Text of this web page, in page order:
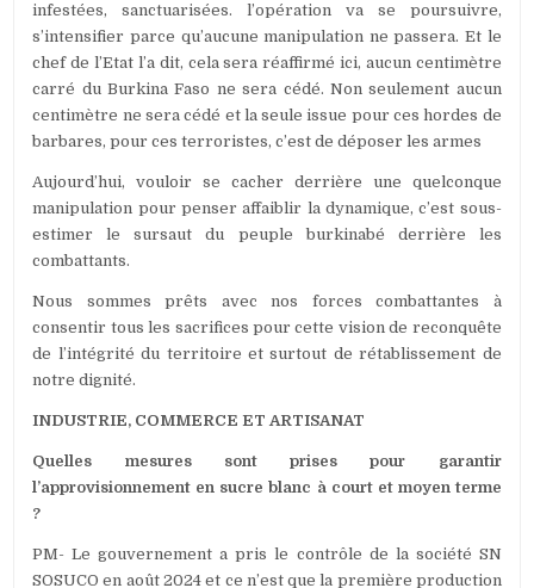
infestées, sanctuarisées. l’opération va se poursuivre,
s’intensifier parce qu’aucune manipulation ne passera. Et le
chef de l’Etat l’a dit, cela sera réaffirmé ici, aucun centimètre
carré du Burkina Faso ne sera cédé. Non seulement aucun
centimètre ne sera cédé et la seule issue pour ces hordes de
barbares, pour ces terroristes, c’est de déposer les armes
Aujourd’hui, vouloir se cacher derrière une quelconque
manipulation pour penser affaiblir la dynamique, c’est sous-
estimer le sursaut du peuple burkinabé derrière les
combattants.
Nous sommes prêts avec nos forces combattantes à
consentir tous les sacrifices pour cette vision de reconquête
de l’intégrité du territoire et surtout de rétablissement de
notre dignité.
INDUSTRIE, COMMERCE ET ARTISANAT
Quelles mesures sont prises pour garantir
l’approvisionnement en sucre blanc à court et moyen terme
?
PM- Le gouvernement a pris le contrôle de la société SN
SOSUCO en août 2024 et ce n’est que la première production